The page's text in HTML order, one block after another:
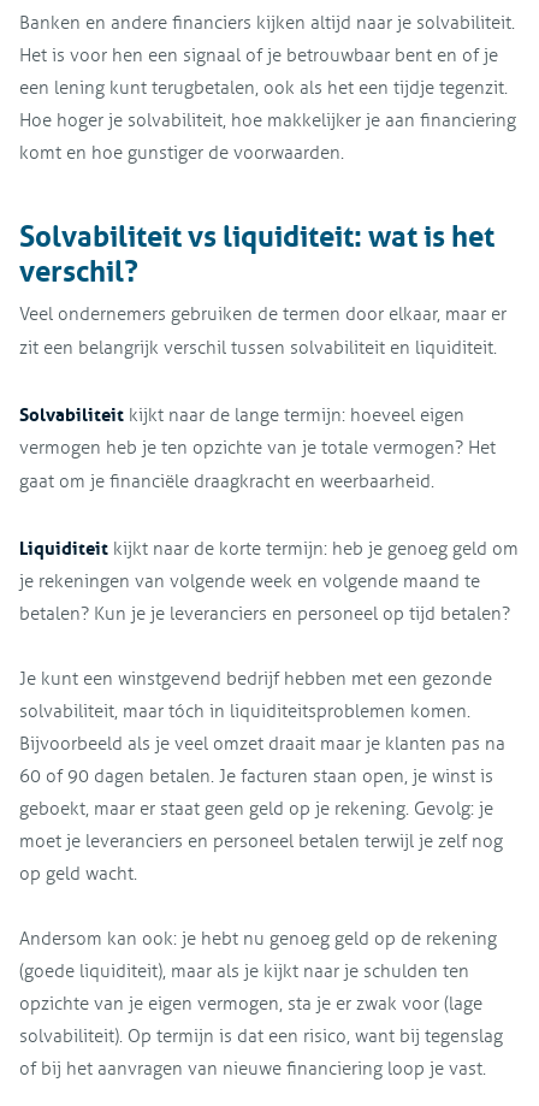
Banken en andere financiers kijken altijd naar je solvabiliteit.
Het is voor hen een signaal of je betrouwbaar bent en of je
een lening kunt terugbetalen, ook als het een tijdje tegenzit.
Hoe hoger je solvabiliteit, hoe makkelijker je aan financiering
komt en hoe gunstiger de voorwaarden.
Solvabiliteit vs liquiditeit: wat is het
verschil?
Veel ondernemers gebruiken de termen door elkaar, maar er
zit een belangrijk verschil tussen solvabiliteit en liquiditeit.
Solvabiliteit kijkt naar de lange termijn: hoeveel eigen
vermogen heb je ten opzichte van je totale vermogen? Het
gaat om je financiële draagkracht en weerbaarheid.
Liquiditeit kijkt naar de korte termijn: heb je genoeg geld om
je rekeningen van volgende week en volgende maand te
betalen? Kun je je leveranciers en personeel op tijd betalen?
Je kunt een winstgevend bedrijf hebben met een gezonde
solvabiliteit, maar tóch in liquiditeitsproblemen komen.
Bijvoorbeeld als je veel omzet draait maar je klanten pas na
60 of 90 dagen betalen. Je facturen staan open, je winst is
geboekt, maar er staat geen geld op je rekening. Gevolg: je
moet je leveranciers en personeel betalen terwijl je zelf nog
op geld wacht.
Andersom kan ook: je hebt nu genoeg geld op de rekening
(goede liquiditeit), maar als je kijkt naar je schulden ten
opzichte van je eigen vermogen, sta je er zwak voor (lage
solvabiliteit). Op termijn is dat een risico, want bij tegenslag
of bij het aanvragen van nieuwe financiering loop je vast.